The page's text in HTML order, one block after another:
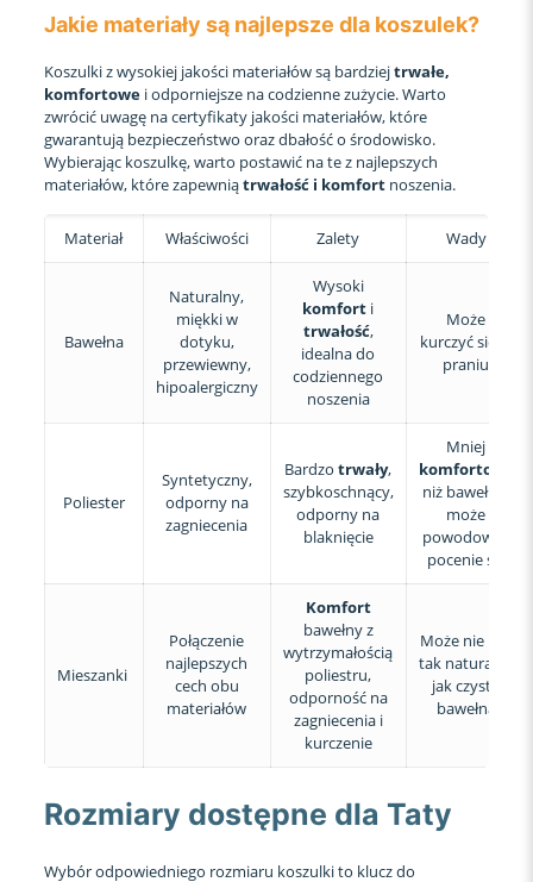
Jakie materiały są najlepsze dla koszulek?
Koszulki z wysokiej jakości materiałów są bardziejtrwałe,
komfortowei odporniejsze na codzienne zużycie. Warto
zwrócić uwagę na certyfikaty jakości materiałów, które
gwarantują bezpieczeństwo oraz dbałość o środowisko.
Wybierając koszulkę, warto postawić na te z najlepszych
materiałów, które zapewniątrwałość i komfortnoszenia.
Materiał Właściwości Zalety Wady
Bawełna
Naturalny,
miękki w
dotyku,
przewiewny,
hipoalergiczny
Wysoki
komfort i
trwałość,
idealna do
codziennego
noszenia
Może
kurczyć się w
praniu
Poliester
Syntetyczny,
odporny na
zagniecenia
Bardzotrwały,
szybkoschnący,
odporny na
blaknięcie
Mniej
komfortowy
niż bawełna,
może
powodować
pocenie się
Mieszanki
Połączenie
najlepszych
cech obu
materiałów
Komfort
bawełny z
wytrzymałością
poliestru,
odporność na
zagniecenia i
kurczenie
Może nie być
tak naturalny
jak czysta
bawełna
Rozmiary dostępne dla Taty
Wybór odpowiedniego rozmiaru koszulki to klucz do